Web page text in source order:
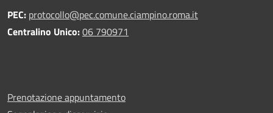
PEC: protocollo@pec.comune.ciampino.roma.it
Centralino Unico:06 790971
Prenotazione appuntamento